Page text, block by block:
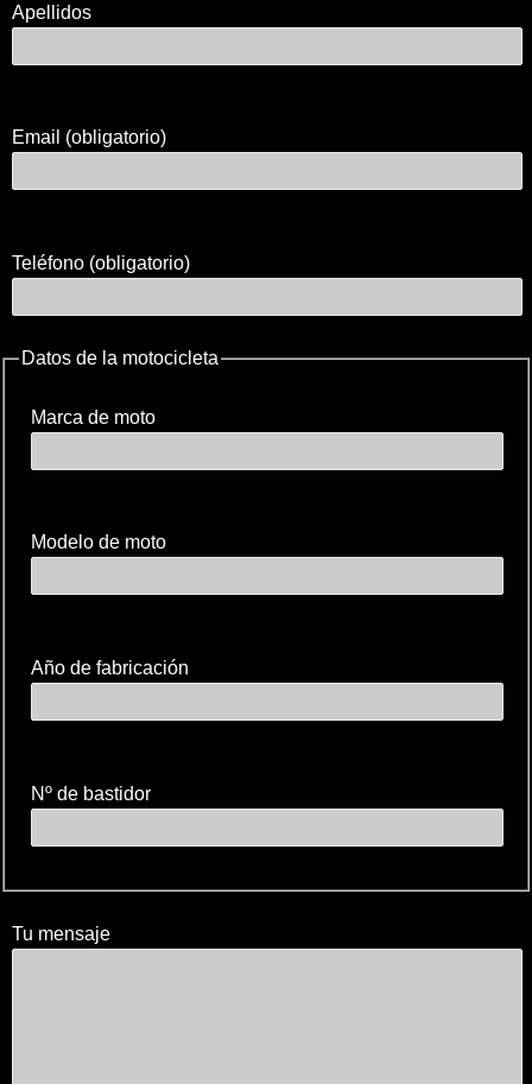
Apellidos
Email (obligatorio)
Teléfono (obligatorio)
Datos de la motocicleta
Marca de moto
Modelo de moto
Año de fabricación
Nº de bastidor
Tu mensaje